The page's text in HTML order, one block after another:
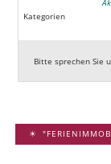
Kategorien
Bitte sprechen Sie